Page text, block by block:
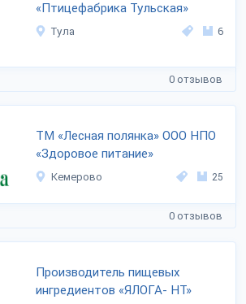
«Птицефабрика Тульская»
Тула 6
0 отзывов
ТМ «Лесная полянка» ООО НПО
«Здоровое питание»
Кемерово 25
0 отзывов
Производитель пищевых
ингредиентов «ЯЛОГА- НТ»